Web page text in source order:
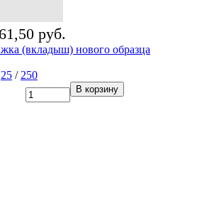
руб.
(вкладыш) нового образца
25 / 250
В корзину